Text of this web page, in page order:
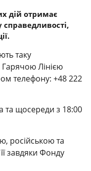
дій отримає
таку
Гарячою Лінією
телефону: +48 222
та щосереди з 18:00
російською та
завдяки Фонду